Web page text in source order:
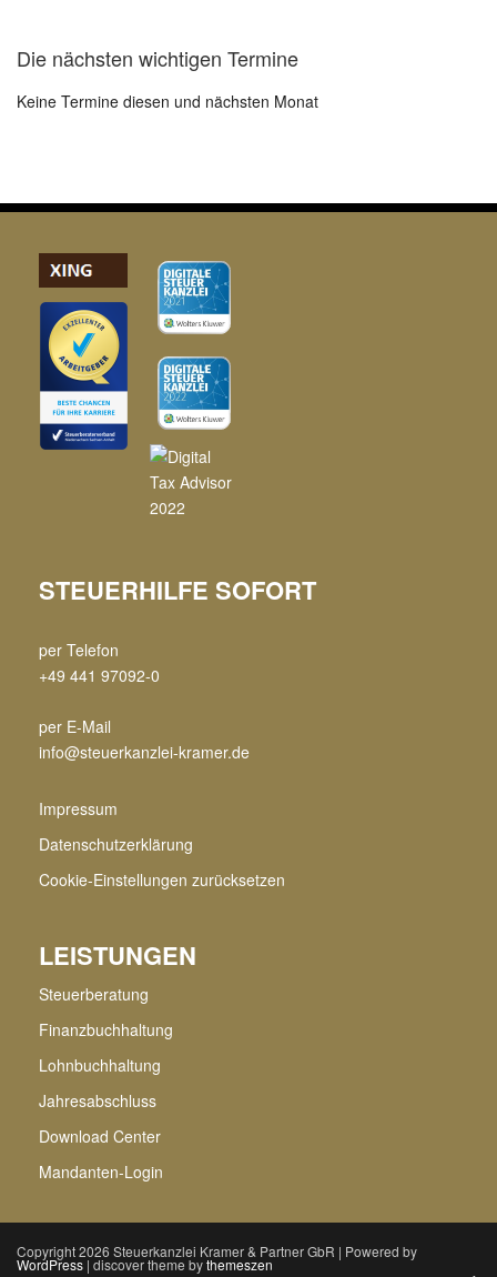
Die nächsten wichtigen Termine
Keine Termine diesen und nächsten Monat
STEUERHILFE SOFORT
per Telefon
+49 441 97092-0
per E-Mail
info@steuerkanzlei-kramer.de
Impressum
Datenschutzerklärung
Cookie-Einstellungen zurücksetzen
LEISTUNGEN
Steuerberatung
Finanzbuchhaltung
Lohnbuchhaltung
Jahresabschluss
Download Center
Mandanten-Login
Copyright 2026 Steuerkanzlei Kramer & Partner GbR | Powered by
WordPress | discover theme bythemeszen